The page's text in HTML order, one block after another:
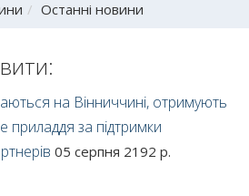
Останні новини
на Вінниччині, отримують
приладдя за підтримки
05 серпня 2192 р.